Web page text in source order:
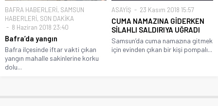
BAFRA HABERLERİ, SAMSUN
HABERLERİ, SON DAKİKA
8 Haziran 2018 23:40
Bafra’da yangın
Bafra ilçesinde iftar vakti çıkan
yangın mahalle sakinlerine korku
dolu...
ASAYİŞ 23 Kasım 2018 15:57
CUMA NAMAZINA GİDERKEN
SİLAHLI SALDIRIYA UĞRADI
Samsun’da cuma namazına gitmek
için evinden çıkan bir kişi pompalı...